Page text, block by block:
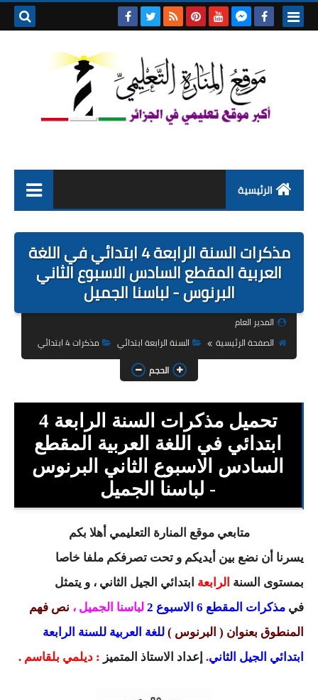
الرئيسية
التربية التحضيرية
السنة الاولى ابتدائي
السنة الثالثة ابتدائي
السنة الخامسة ابتدائي
شهادة التعليم الابتدائي
تزيين القسم
التعليم المتوسط
السنة الاولى متوسط
السنة الثانية متوسط
السنة الثالثة متوسط
السنة الرابعة متوسط
مذكرات السنة الرابعة 4 ابتدائي في اللغة
العربية المقطع السادس الاسبوع الثاني
البرنوس - لباسنا الجميل
المدير العام
الصفحة الرئيسية
السنة الرابعة ابتدائي
مذكرات 4 ابتدائي
الحجم
تحميل مذكرات السنة الرابعة 4
ابتدائي في اللغة العربية المقطع
السادس الاسبوع الثاني البرنوس
- لباسنا الجميل
متابعي موقع المنارة التعليمي أهلا بكم
يسرنا أن نضع بين أيديكم و تحت تصرفكم ملفا خاصا
بمستوى السنة الرابعة ابتدائي الجيل الثاني ، و يتمثل
في مذكرات المقطع 6 الاسبوع 2 لباسنا الجميل ، نص فهم
المنطوق بعنوان ( البرنوس ) للغة العربية للسنة الرابعة
ابتدائي الجيل الثاني. إعداد الاستاذ المتميز : ديلمي بلقاسم .